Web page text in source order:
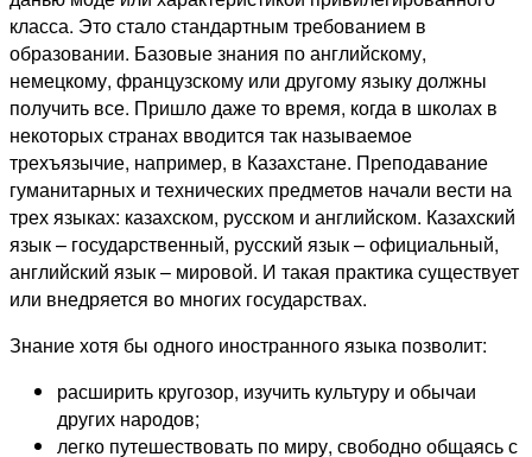
класса. Это стало стандартным требованием в
образовании. Базовые знания по английскому,
немецкому, французскому или другому языку должны
получить все. Пришло даже то время, когда в школах в
некоторых странах вводится так называемое
трехъязычие, например, в Казахстане. Преподавание
гуманитарных и технических предметов начали вести на
трех языках: казахском, русском и английском. Казахский
язык – государственный, русский язык – официальный,
английский язык – мировой. И такая практика существует
или внедряется во многих государствах.
Знание хотя бы одного иностранного языка позволит:
расширить кругозор, изучить культуру и обычаи
других народов;
легко путешествовать по миру, свободно общаясь с